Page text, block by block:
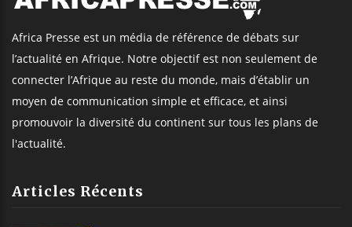
Africa Presse est un média de référence de débats sur
l’actualité en Afrique. Notre objectif est non seulement de
connecter l’Afrique au reste du monde, mais d’établir un
moyen de communication simple et efficace, et ainsi
promouvoir la diversité du continent sur tous les plans de
l'actualité.
Articles Récents